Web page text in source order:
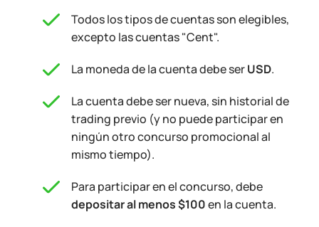
Todos los tipos de cuentas son elegibles,
excepto las cuentas "Cent".
La moneda de la cuenta debe serUSD.
La cuenta debe ser nueva, sin historial de
trading previo (y no puede participar en
ningún otro concurso promocional al
mismo tiempo).
Para participar en el concurso, debe
depositar al menos $100en la cuenta.